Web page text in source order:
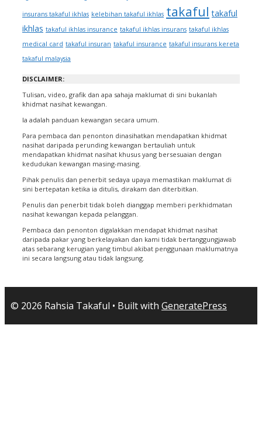
insurans takaful ikhlas kelebihan takaful ikhlas takaful takaful
ikhlas takaful ikhlas insurance takaful ikhlas insurans takaful ikhlas
medical card takaful insuran takaful insurance takaful insurans kereta
takaful malaysia
DISCLAIMER:
Tulisan, video, grafik dan apa sahaja maklumat di sini bukanlah
khidmat nasihat kewangan.
Ia adalah panduan kewangan secara umum.
Para pembaca dan penonton dinasihatkan mendapatkan khidmat
nasihat daripada perunding kewangan bertauliah untuk
mendapatkan khidmat nasihat khusus yang bersesuaian dengan
kedudukan kewangan masing-masing.
Pihak penulis dan penerbit sedaya upaya memastikan maklumat di
sini bertepatan ketika ia ditulis, dirakam dan diterbitkan.
Penulis dan penerbit tidak boleh dianggap memberi perkhidmatan
nasihat kewangan kepada pelanggan.
Pembaca dan penonton digalakkan mendapat khidmat nasihat
daripada pakar yang berkelayakan dan kami tidak bertanggungjawab
atas sebarang kerugian yang timbul akibat penggunaan maklumatnya
ini secara langsung atau tidak langsung.
© 2026 Rahsia Takaful • Built with GeneratePress